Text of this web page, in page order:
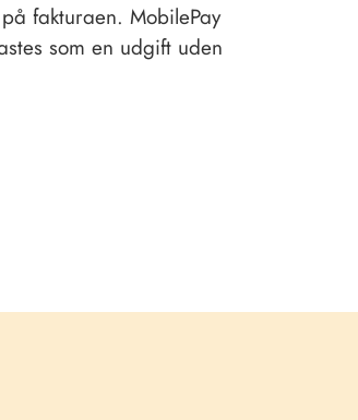
fakturaen. MobilePay
som en udgift uden